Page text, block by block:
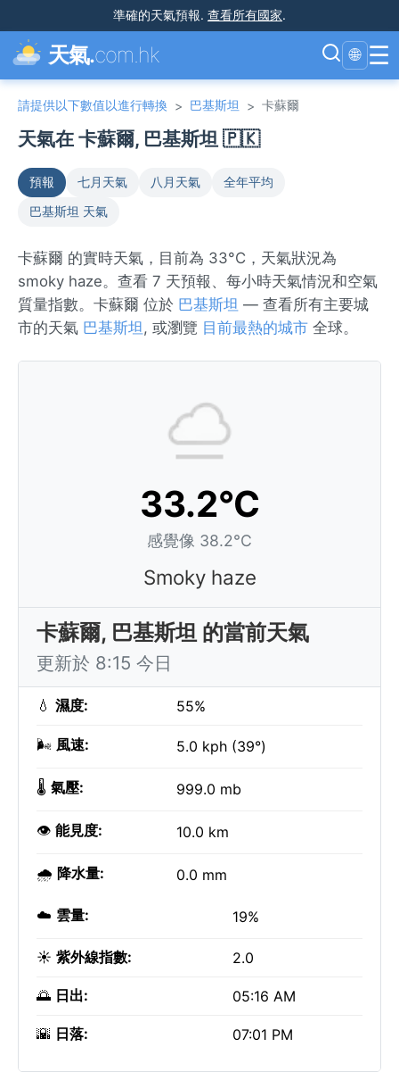
準確的天氣預報. 查看所有國家.
天氣.com.hk 🌐 ☰
請提供以下數值以進行轉換 > 巴基斯坦 > 卡蘇爾
天氣在 卡蘇爾, 巴基斯坦 🇵🇰
預報 七月天氣 八月天氣
全年平均
巴基斯坦 天氣
卡蘇爾 的實時天氣，目前為 33°C，天氣狀況為
smoky haze。查看 7 天預報、每小時天氣情況和空氣
質量指數。卡蘇爾 位於 巴基斯坦 — 查看所有主要城
市的天氣 巴基斯坦, 或瀏覽 目前最熱的城市 全球。
33.2°C
感覺像 38.2°C
Smoky haze
卡蘇爾, 巴基斯坦 的當前天氣
更新於 8:15 今日
💧 濕度: 55%
🌬️ 風速: 5.0 kph (39°)
🌡️ 氣壓: 999.0 mb
👁️ 能見度: 10.0 km
🌧️ 降水量: 0.0 mm
☁️ 雲量: 19%
☀️ 紫外線指數: 2.0
🌅 日出: 05:16 AM
🌇 日落: 07:01 PM